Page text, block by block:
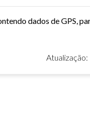
Atualização: